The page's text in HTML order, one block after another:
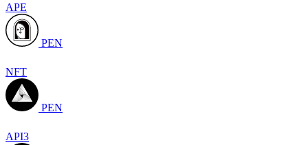
APE
PEN
NFT
PEN
API3